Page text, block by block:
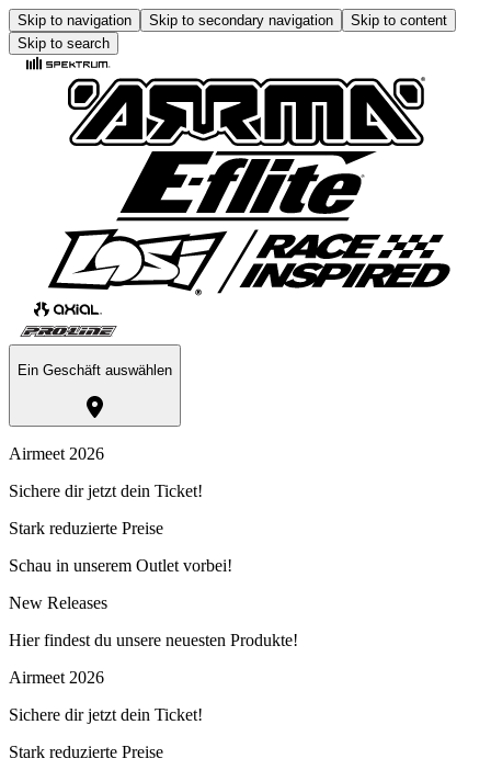
Skip to navigation Skip to secondary navigation
Skip to content
Skip to search
Ein Geschäft auswählen
Airmeet 2026
Sichere dir jetzt dein Ticket!
Stark reduzierte Preise
Schau in unserem Outlet vorbei!
New Releases
Hier findest du unsere neuesten Produkte!
Airmeet 2026
Sichere dir jetzt dein Ticket!
Stark reduzierte Preise